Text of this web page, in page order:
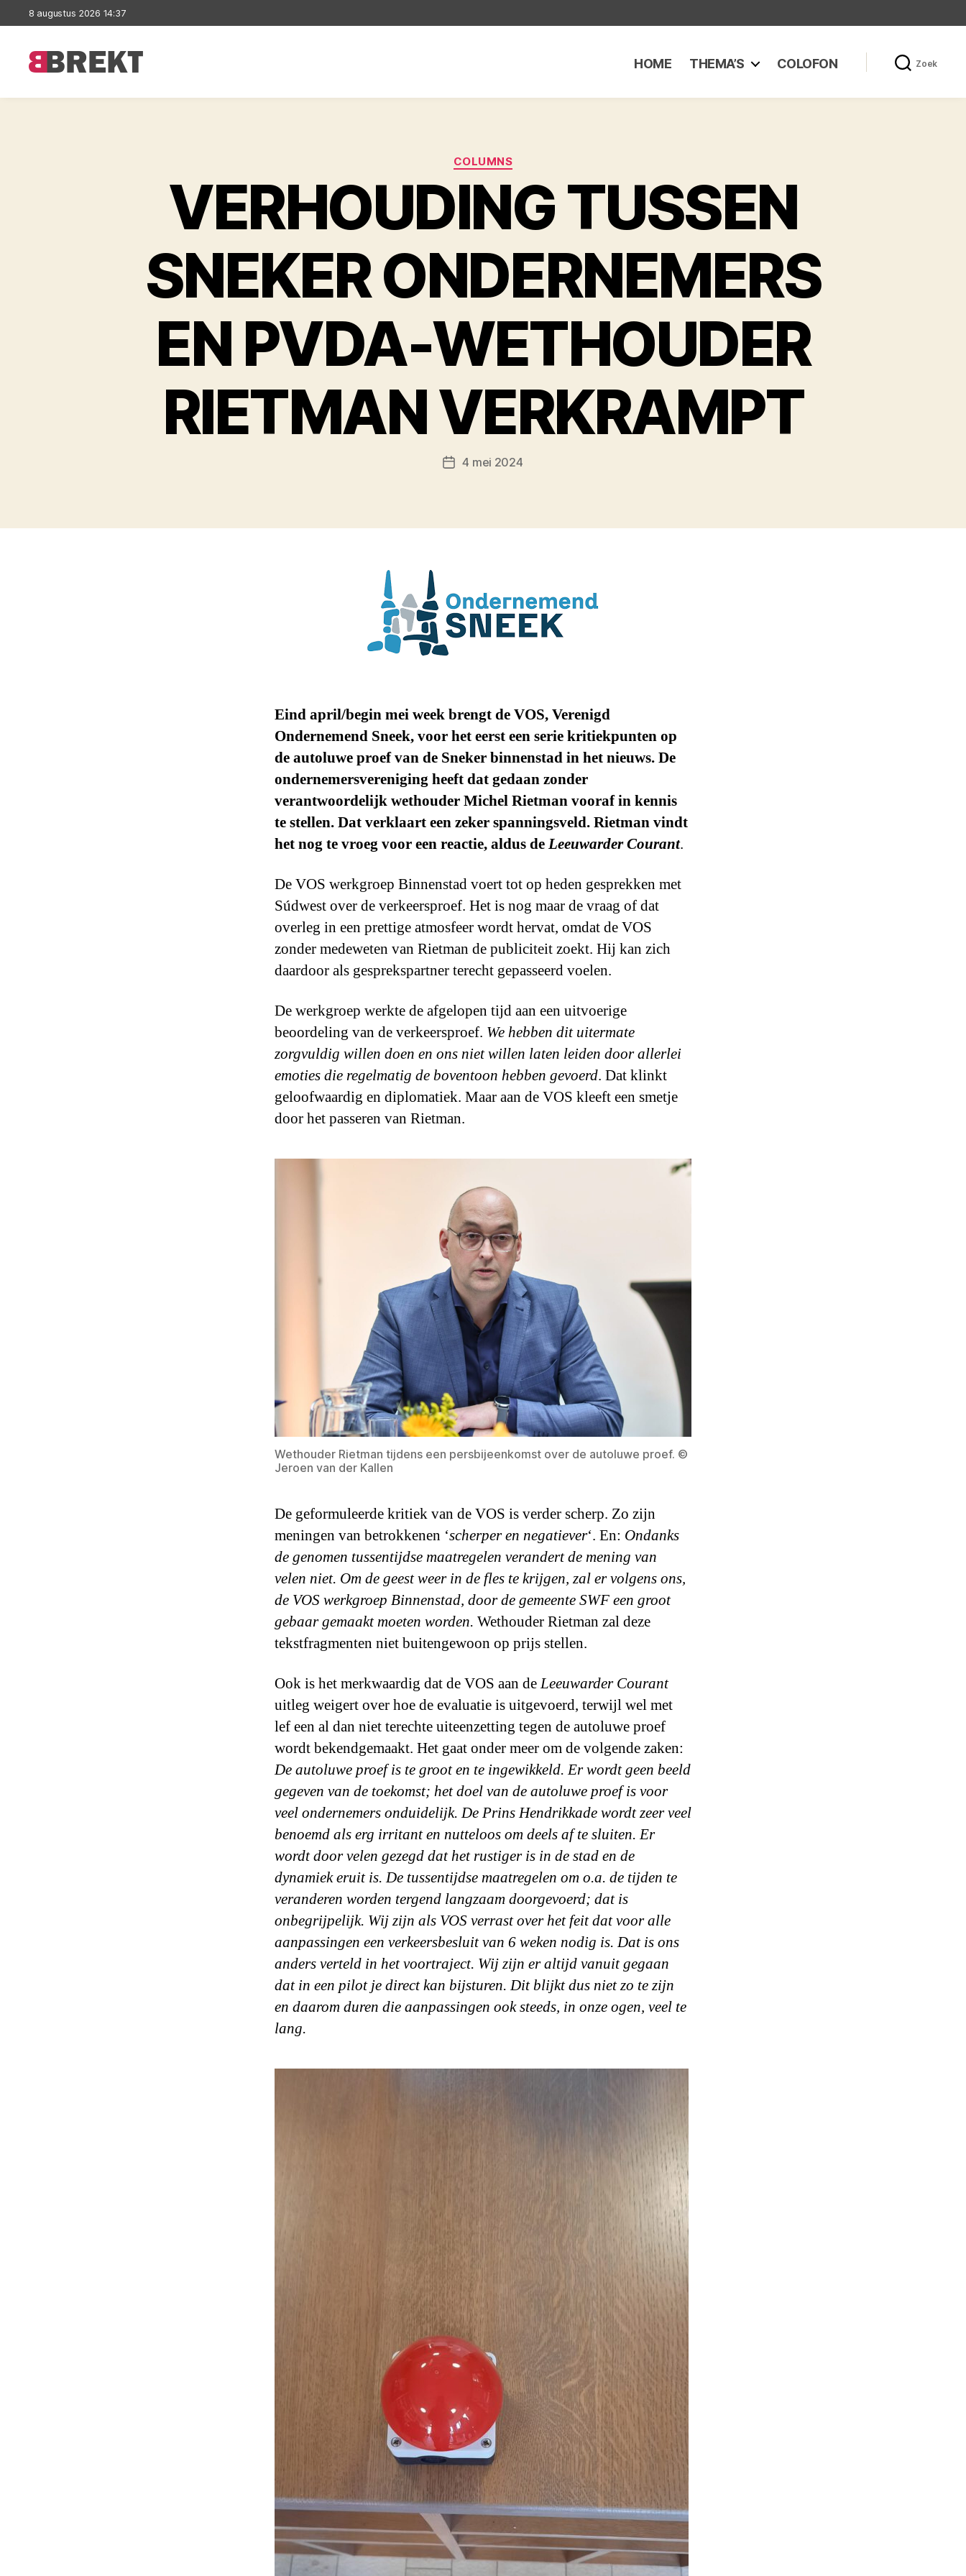
8 augustus 2026 14:37
HOME THEMA’S COLOFON Zoek
Categorieën
COLUMNS
VERHOUDING TUSSEN
SNEKER ONDERNEMERS
EN PVDA-WETHOUDER
RIETMAN VERKRAMPT
Berichtdatum
4 mei 2024
Eind april/begin meiweek brengt de VOS, Verenigd
Ondernemend Sneek, voor het eerst een serie kritiekpunten op
de autoluwe proef van de Sneker binnenstad in het nieuws. De
ondernemersvereniging heeft dat gedaan zonder
verantwoordelijk wethouder Michel Rietman vooraf in kennis
te stellen. Dat verklaart een zeker spanningsveld. Rietman vindt
het nog te vroeg voor een reactie, aldus deLeeuwarder Courant.
De VOS werkgroep Binnenstad voert tot op heden gesprekken met
Súdwest over de verkeersproef. Het is nog maar de vraag of dat
overleg in een prettige atmosfeer wordt hervat, omdat de VOS
zonder medeweten van Rietman de publiciteit zoekt. Hij kan zich
daardoor als gesprekspartner terecht gepasseerd voelen.
De werkgroep werkte de afgelopen tijd aan een uitvoerige
beoordeling van de verkeersproef. We hebben dit uitermate
zorgvuldig willen doen en ons niet willen laten leiden door allerlei
emoties die regelmatig de boventoon hebben gevoerd. Dat klinkt
geloofwaardig en diplomatiek. Maar aan de VOS kleeft een smetje
door het passeren van Rietman.
Wethouder Rietman tijdens een persbijeenkomst over de autoluwe proef. ©
Jeroen van der Kallen
De geformuleerde kritiek van de VOS is verder scherp. Zo zijn
meningen van betrokkenen ‘scherper en negatiever‘. En: Ondanks
de genomen tussentijdse maatregelen verandert de mening van
velen niet. Om de geest weer in de fles te krijgen, zal er volgens ons,
de VOS werkgroep Binnenstad, door de gemeente SWF een groot
gebaar gemaakt moeten worden. Wethouder Rietman zal deze
tekstfragmenten niet buitengewoon op prijs stellen.
Ook is het merkwaardig dat de VOS aan deLeeuwarder Courant
uitleg weigert over hoe de evaluatie is uitgevoerd, terwijl wel met
lef een al dan niet terechte uiteenzetting tegen de autoluwe proef
wordt bekendgemaakt. Het gaat onder meer om de volgende zaken:
De autoluwe proef is te groot en te ingewikkeld. Er wordt geen beeld
gegeven van de toekomst; het doel van de autoluwe proef is voor
veel ondernemers onduidelijk. De Prins Hendrikkade wordt zeer veel
benoemd als erg irritant en nutteloos om deels af te sluiten. Er
wordt door velen gezegd dat het rustiger is in de stad en de
dynamiek eruit is. De tussentijdse maatregelen om o.a. de tijden te
veranderen worden tergend langzaam doorgevoerd; dat is
onbegrijpelijk. Wij zijn als VOS verrast over het feit dat voor alle
aanpassingen een verkeersbesluit van 6 weken nodig is. Dat is ons
anders verteld in het voortraject. Wij zijn er altijd vanuit gegaan
dat in een pilot je direct kan bijsturen. Dit blijkt dus niet zo te zijn
en daarom duren die aanpassingen ook steeds, in onze ogen, veel te
lang.